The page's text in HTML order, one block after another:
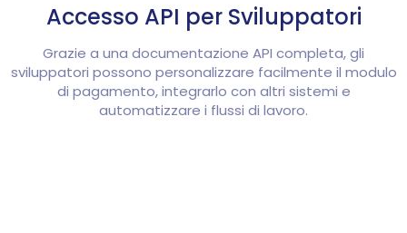
Accesso API per Sviluppatori
Grazie a una documentazione API completa, gli
sviluppatori possono personalizzare facilmente il modulo
di pagamento, integrarlo con altri sistemi e
automatizzare i flussi di lavoro.